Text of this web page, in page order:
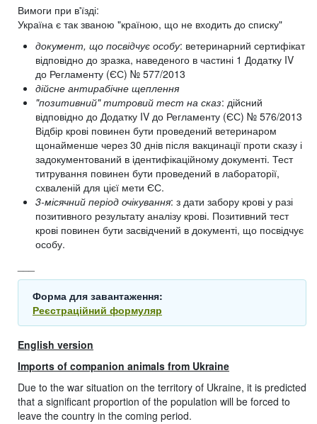
Вимоги при в'їзді:
Україна є так званою "країною, що не входить до списку"
документ, що посвідчує особу: ветеринарний сертифікат
відповідно до зразка, наведеного в частині 1 Додатку IV
до Регламенту (ЄС) № 577/2013
дійсне антирабічне щеплення
"позитивний" титровий тест на сказ: дійсний
відповідно до Додатку IV до Регламенту (ЄС) № 576/2013
Відбір крові повинен бути проведений ветеринаром
щонайменше через 30 днів після вакцинації проти сказу і
задокументований в ідентифікаційному документі. Тест
титрування повинен бути проведений в лабораторії,
схваленій для цієї мети ЄС.
3-місячний період очікування: з дати забору крові у разі
позитивного результату аналізу крові. Позитивний тест
крові повинен бути засвідчений в документі, що посвідчує
особу.
Форма для завантаження:
Реєстраційний формуляр
English version
Imports of companion animals from Ukraine
Due to the war situation on the territory of Ukraine, it is predicted
that a significant proportion of the population will be forced to
leave the country in the coming period.